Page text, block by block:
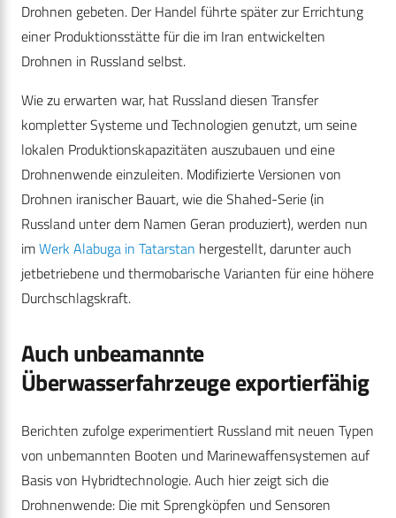
Drohnen gebeten. Der Handel führte später zur Errichtung
einer Produktionsstätte für die im Iran entwickelten
Drohnen in Russland selbst.
Wie zu erwarten war, hat Russland diesen Transfer
kompletter Systeme und Technologien genutzt, um seine
lokalen Produktionskapazitäten auszubauen und eine
Drohnenwende einzuleiten. Modifizierte Versionen von
Drohnen iranischer Bauart, wie die Shahed-Serie (in
Russland unter dem Namen Geran produziert), werden nun
imWerk Alabuga in Tatarstan hergestellt, darunter auch
jetbetriebene und thermobarische Varianten für eine höhere
Durchschlagskraft.
Auch unbeamannte
Überwasserfahrzeuge exportierfähig
Berichten zufolge experimentiert Russland mit neuen Typen
von unbemannten Booten und Marinewaffensystemen auf
Basis von Hybridtechnologie. Auch hier zeigt sich die
Drohnenwende: Die mit Sprengköpfen und Sensoren